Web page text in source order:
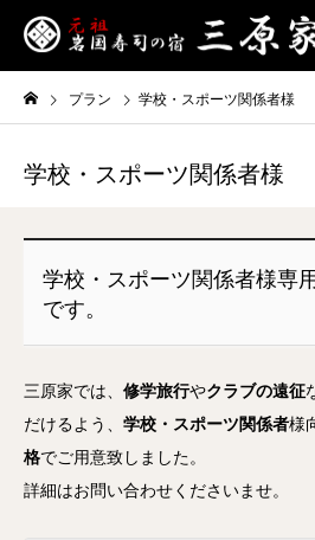
プラン 学校・スポーツ関係者様
学校・スポーツ関係者様
学校・スポーツ関係者様専
です。
三原家では、 修学旅行やクラブの遠征
だけるよう、 学校・スポーツ関係者様
格でご用意致しました。
詳細はお問い合わせくださいませ。